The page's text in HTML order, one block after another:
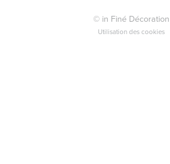
© in Finé Décoration
Utilisation des cookies